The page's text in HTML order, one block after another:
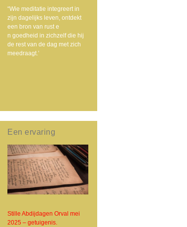
“Wie meditatie integreert in
zijn dagelijks leven, ontdekt
een bron van rust e
n goedheid in zichzelf die hij
de rest van de dag met zich
meedraagt.’
Een ervaring
Stille Abdijdagen Orval mei
2025 – getuigenis.